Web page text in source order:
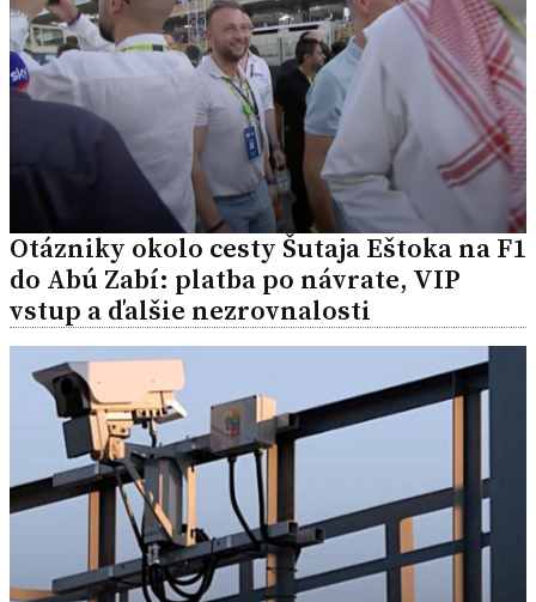
Otázniky okolo cesty Šutaja Eštoka na F1
do Abú Zabí: platba po návrate, VIP
vstup a ďalšie nezrovnalosti